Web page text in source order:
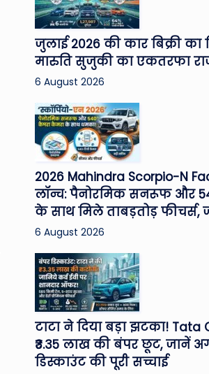
जुलाई 2026 की कार बिक्री का
मारुति सुजुकी का एकतरफा
6 August 2026
2026 Mahindra Scorpio-N
लॉन्च: पैनोरमिक सनरूफ और
के साथ मिले ताबड़तोड़ फीचर्स,
6 August 2026
टाटा ने दिया बड़ा झटका! Tata
₹3.35 लाख की बंपर छूट, जानें
डिस्काउंट की पूरी सच्चाई